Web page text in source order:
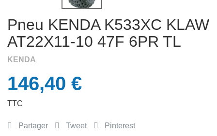
Pneu KENDA K533XC KLAW
AT22X11-10 47F 6PR TL
KENDA
146,40 €
TTC
Partager Tweet Pinterest